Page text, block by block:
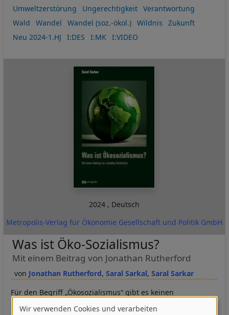
Umweltzerstörung
Ungerechtigkeit
Verantwortung
Wald
Wandel Wandel (soz.-ökol.) Wildnis
Zukunft
Neu 2024-1.HJ
I:DES I:MK I:VIDEO
2024 , Deutsch
Metropolis-Verlag für Ökonomie Gesellschaft und Politik GmbH
Jonathan Rutherford Saral Sarkal Saral Sarkar
Was ist Öko-Sozialismus?
Mit einem Beitrag von Jonathan Rutherford
Für den Begriff „Ökosozialismus“ gibt es keinen
Wir verwenden Cookies und verarbeiten